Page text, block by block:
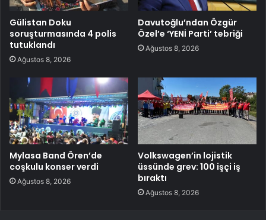
Gülistan Doku
soruşturmasında 4 polis
tutuklandı
Ağustos 8, 2026
Davutoğlu’ndan Özgür
Özel’e ‘YENİ Parti’ tebriği
Ağustos 8, 2026
Mylasa Band Ören’de
coşkulu konser verdi
Ağustos 8, 2026
Volkswagen’in lojistik
üssünde grev: 100 işçi iş
bıraktı
Ağustos 8, 2026